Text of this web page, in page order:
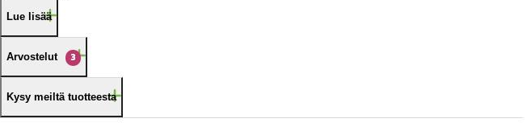
Lue lisää
Arvostelut 3
Kysy meiltä tuotteesta